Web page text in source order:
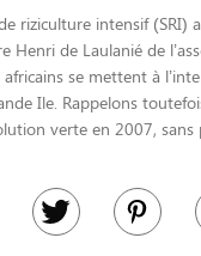
riziculture intensif (SRI)
Henri de Laulanié de
se mettent à
Ile. Rappelons
verte en 2007,